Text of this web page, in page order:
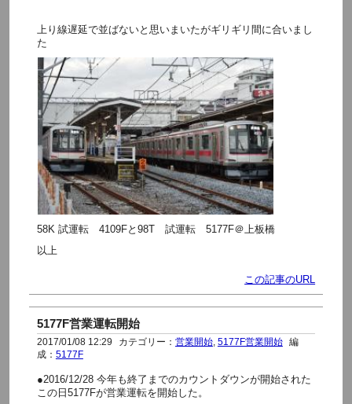
上り線遅延で並ばないと思いまいたがギリギリ間に合いまし
た
58K 試運転 4109Fと98T 試運転 5177F＠上板橋
以上
この記事のURL
5177F営業運転開始
2017/01/08 12:29 カテゴリー： 営業開始, 5177F営業開始
編
成： 5177F
●2016/12/28 今年も終了までのカウントダウンが開始された
この日5177Fが営業運転を開始した。